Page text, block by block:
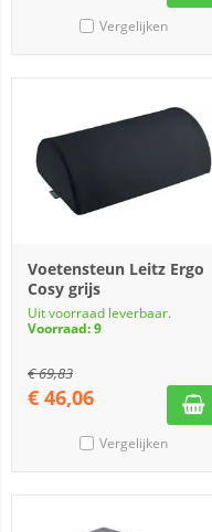
Vergelijken
Voetensteun Leitz Ergo
Cosy grijs
Uit voorraad leverbaar.
Voorraad: 9
€69,83
€ 46,06
Vergelijken